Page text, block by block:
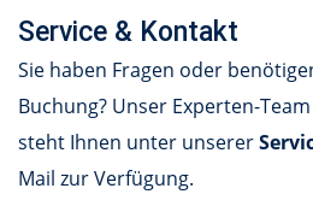
Service & Kontakt
Sie haben Fragen oder
Buchung? Unser Experten-
steht Ihnen unter unserer
Mail zur Verfügung.